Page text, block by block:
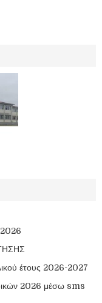
έτους 2026-2027
2026 μέσω sms